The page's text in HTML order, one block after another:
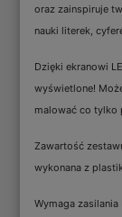
oraz zainspiruje
nauki literek,
Dzięki ekranowi
wyświetlone!
malować co tylko
Zawartość
wykonana z
Wymaga